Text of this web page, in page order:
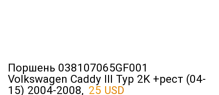
Поршень 038107065GF001
Volkswagen Caddy III Typ 2K +рест (04-
15) 2004-2008, 25 USD